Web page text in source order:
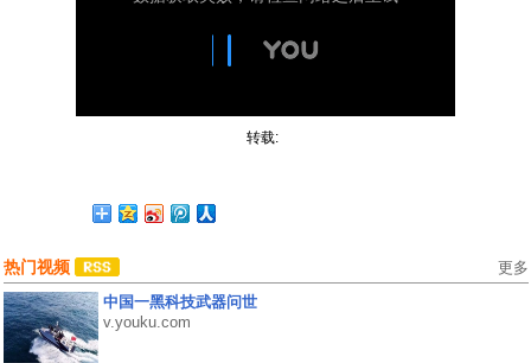
转载:
热门视频 更多
中国一黑科技武器问世
v.youku.com